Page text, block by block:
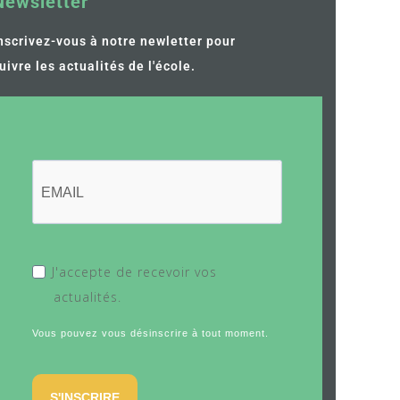
vous à notre newletter pour
les actualités de l'école.
J'accepte de recevoir vos
actualités.
Vous pouvez vous désinscrire à tout moment.